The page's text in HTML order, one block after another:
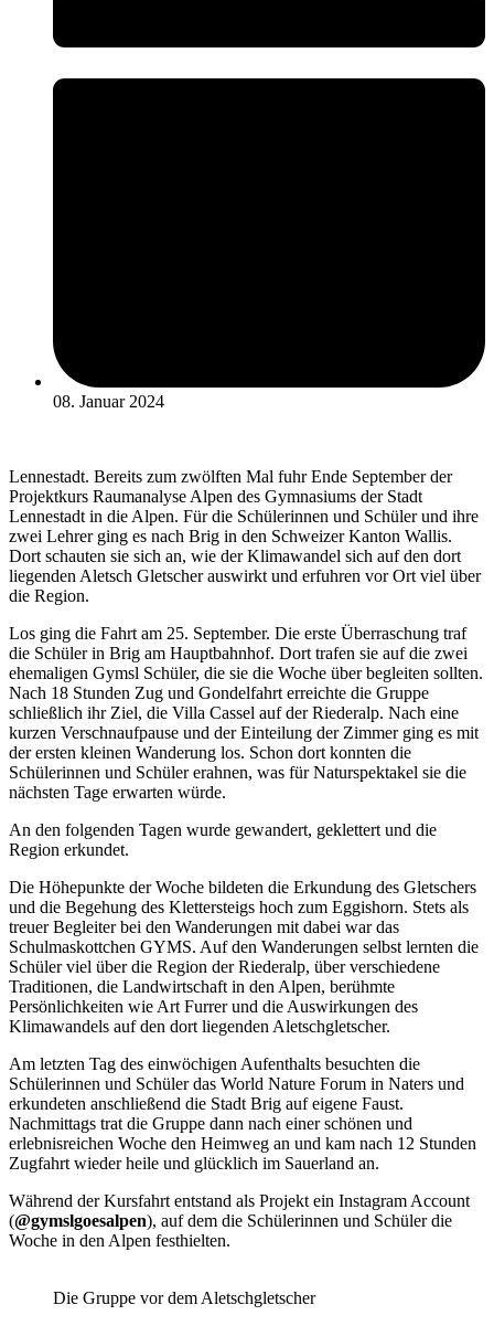
08. Januar 2024
Lennestadt. Bereits zum zwölften Mal fuhr Ende September der
Projektkurs Raumanalyse Alpen des Gymnasiums der Stadt
Lennestadt in die Alpen. Für die Schülerinnen und Schüler und ihre
zwei Lehrer ging es nach Brig in den Schweizer Kanton Wallis.
Dort schauten sie sich an, wie der Klimawandel sich auf den dort
liegenden Aletsch Gletscher auswirkt und erfuhren vor Ort viel über
die Region.
Los ging die Fahrt am 25. September. Die erste Überraschung traf
die Schüler in Brig am Hauptbahnhof. Dort trafen sie auf die zwei
ehemaligen Gymsl Schüler, die sie die Woche über begleiten sollten.
Nach 18 Stunden Zug und Gondelfahrt erreichte die Gruppe
schließlich ihr Ziel, die Villa Cassel auf der Riederalp. Nach eine
kurzen Verschnaufpause und der Einteilung der Zimmer ging es mit
der ersten kleinen Wanderung los. Schon dort konnten die
Schülerinnen und Schüler erahnen, was für Naturspektakel sie die
nächsten Tage erwarten würde.
An den folgenden Tagen wurde gewandert, geklettert und die
Region erkundet.
Die Höhepunkte der Woche bildeten die Erkundung des Gletschers
und die Begehung des Klettersteigs hoch zum Eggishorn. Stets als
treuer Begleiter bei den Wanderungen mit dabei war das
Schulmaskottchen GYMS. Auf den Wanderungen selbst lernten die
Schüler viel über die Region der Riederalp, über verschiedene
Traditionen, die Landwirtschaft in den Alpen, berühmte
Persönlichkeiten wie Art Furrer und die Auswirkungen des
Klimawandels auf den dort liegenden Aletschgletscher.
Am letzten Tag des einwöchigen Aufenthalts besuchten die
Schülerinnen und Schüler das World Nature Forum in Naters und
erkundeten anschließend die Stadt Brig auf eigene Faust.
Nachmittags trat die Gruppe dann nach einer schönen und
erlebnisreichen Woche den Heimweg an und kam nach 12 Stunden
Zugfahrt wieder heile und glücklich im Sauerland an.
Während der Kursfahrt entstand als Projekt ein Instagram Account
(@gymslgoesalpen), auf dem die Schülerinnen und Schüler die
Woche in den Alpen festhielten.
Die Gruppe vor dem Aletschgletscher